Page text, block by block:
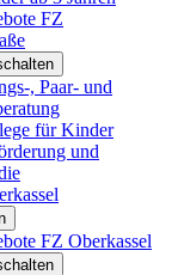
FZ
, Paar- und
für Kinder
und
FZ Oberkassel